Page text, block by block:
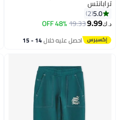
2
ترابانتس
5.0
2
د.ك‏9.99
19.33
48% OFF
احصل عليه خلال 14 - 15